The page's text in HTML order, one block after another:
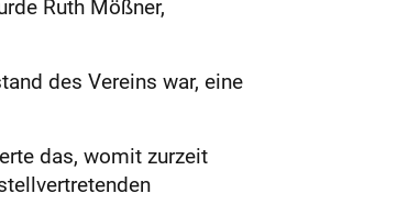
Ruth Mößner,
des Vereins war, eine
das, womit zurzeit